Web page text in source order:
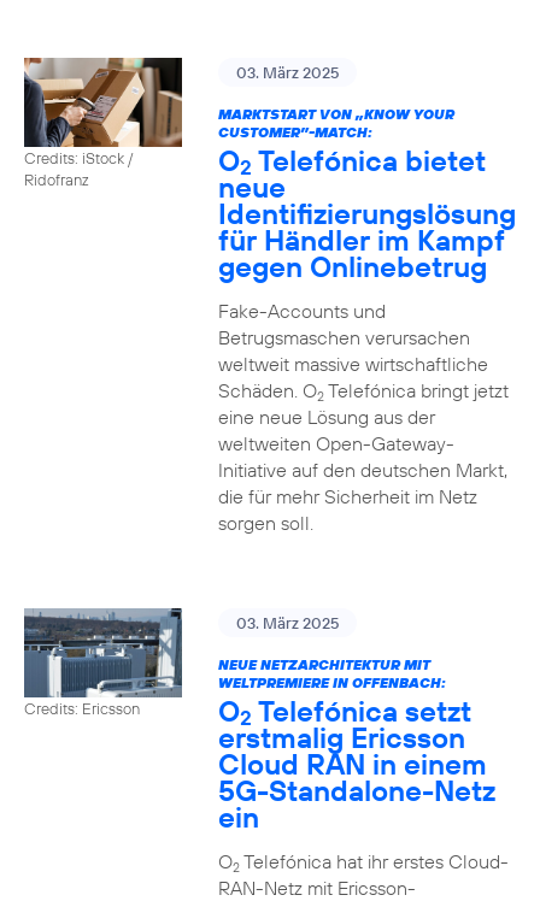
Credits: iStock /
Ridofranz
03. März 2025
MARKTSTART VON „KNOW YOUR
CUSTOMER”-MATCH:
O2 Telefónica bietet
neue
Identifizierungslösung
für Händler im Kampf
gegen Onlinebetrug
Fake-Accounts und
Betrugsmaschen verursachen
weltweit massive wirtschaftliche
Schäden. O2Telefónica bringt jetzt
eine neue Lösung aus der
weltweiten Open-Gateway-
Initiative auf den deutschen Markt,
die für mehr Sicherheit im Netz
sorgen soll.
Credits: Ericsson
03. März 2025
NEUE NETZARCHITEKTUR MIT
WELTPREMIERE IN OFFENBACH:
O2 Telefónica setzt
erstmalig Ericsson
Cloud RAN in einem
5G-Standalone-Netz
ein
O2Telefónica hat ihr erstes Cloud-
RAN-Netz mit Ericsson-